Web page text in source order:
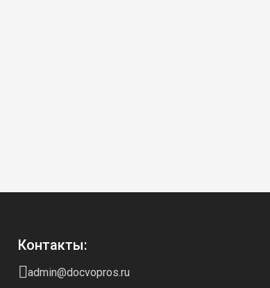
Контакты:
admin@docvopros.ru